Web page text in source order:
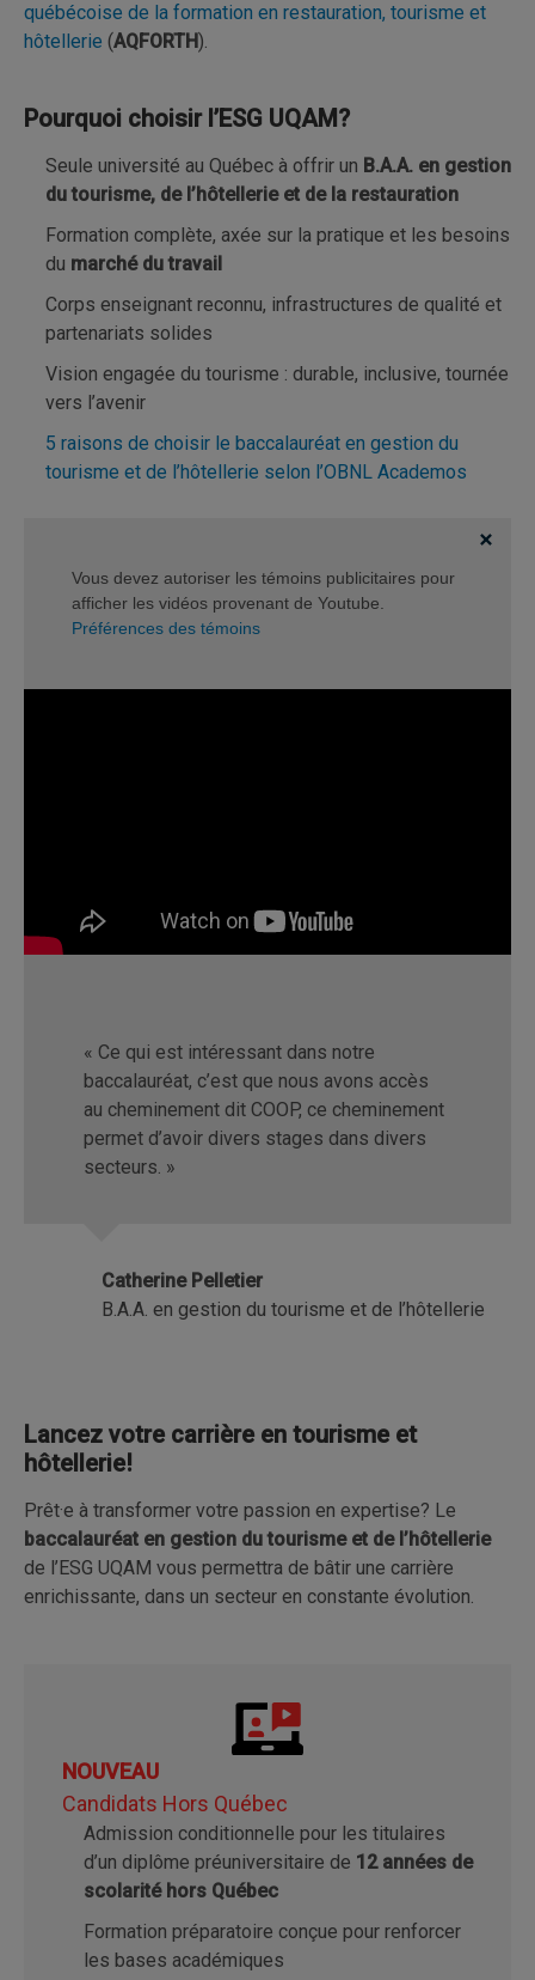
québécoise de la formation en restauration, tourisme et
hôtellerie (AQFORTH).
Pourquoi choisir l’ESG UQAM?
Seule université au Québec à offrir un B.A.A. en gestion
du tourisme, de l’hôtellerie et de la restauration
Formation complète, axée sur la pratique et les besoins
du marché du travail
Corps enseignant reconnu, infrastructures de qualité et
partenariats solides
Vision engagée du tourisme : durable, inclusive, tournée
vers l’avenir
5 raisons de choisir le baccalauréat en gestion du
tourisme et de l’hôtellerie selon l’OBNL Academos
Vous devez autoriser les témoins publicitaires pour
afficher les vidéos provenant de Youtube.
Préférences des témoins
« Ce qui est intéressant dans notre
baccalauréat, c’est que nous avons accès
au cheminement dit COOP, ce cheminement
permet d’avoir divers stages dans divers
secteurs. »
Catherine Pelletier
B.A.A. en gestion du tourisme et de l’hôtellerie
Lancez votre carrière en tourisme et
hôtellerie!
Prêt·e à transformer votre passion en expertise? Le
baccalauréat en gestion du tourisme et de l’hôtellerie
de l’ESG UQAM vous permettra de bâtir une carrière
enrichissante, dans un secteur en constante évolution.
NOUVEAU
Candidats Hors Québec
Admission conditionnelle pour les titulaires
d’un diplôme préuniversitaire de 12 années de
scolarité hors Québec
Formation préparatoire conçue pour renforcer
les bases académiques